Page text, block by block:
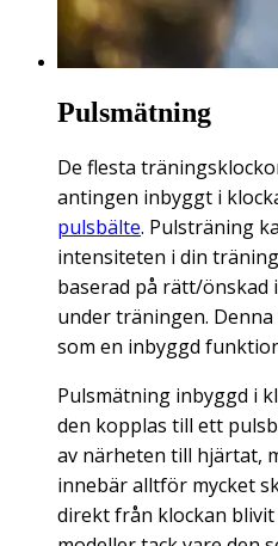
Pulsmätning
De flesta
antingen inbyggt i
pulsbälte. Pulsträning
intensiteten i din
baserad på rätt/
under träningen.
som en inbyggd
Pulsmätning inbyggd i
den kopplas till ett
av närheten till hjärtat,
innebär alltför mycket
direkt från klockan